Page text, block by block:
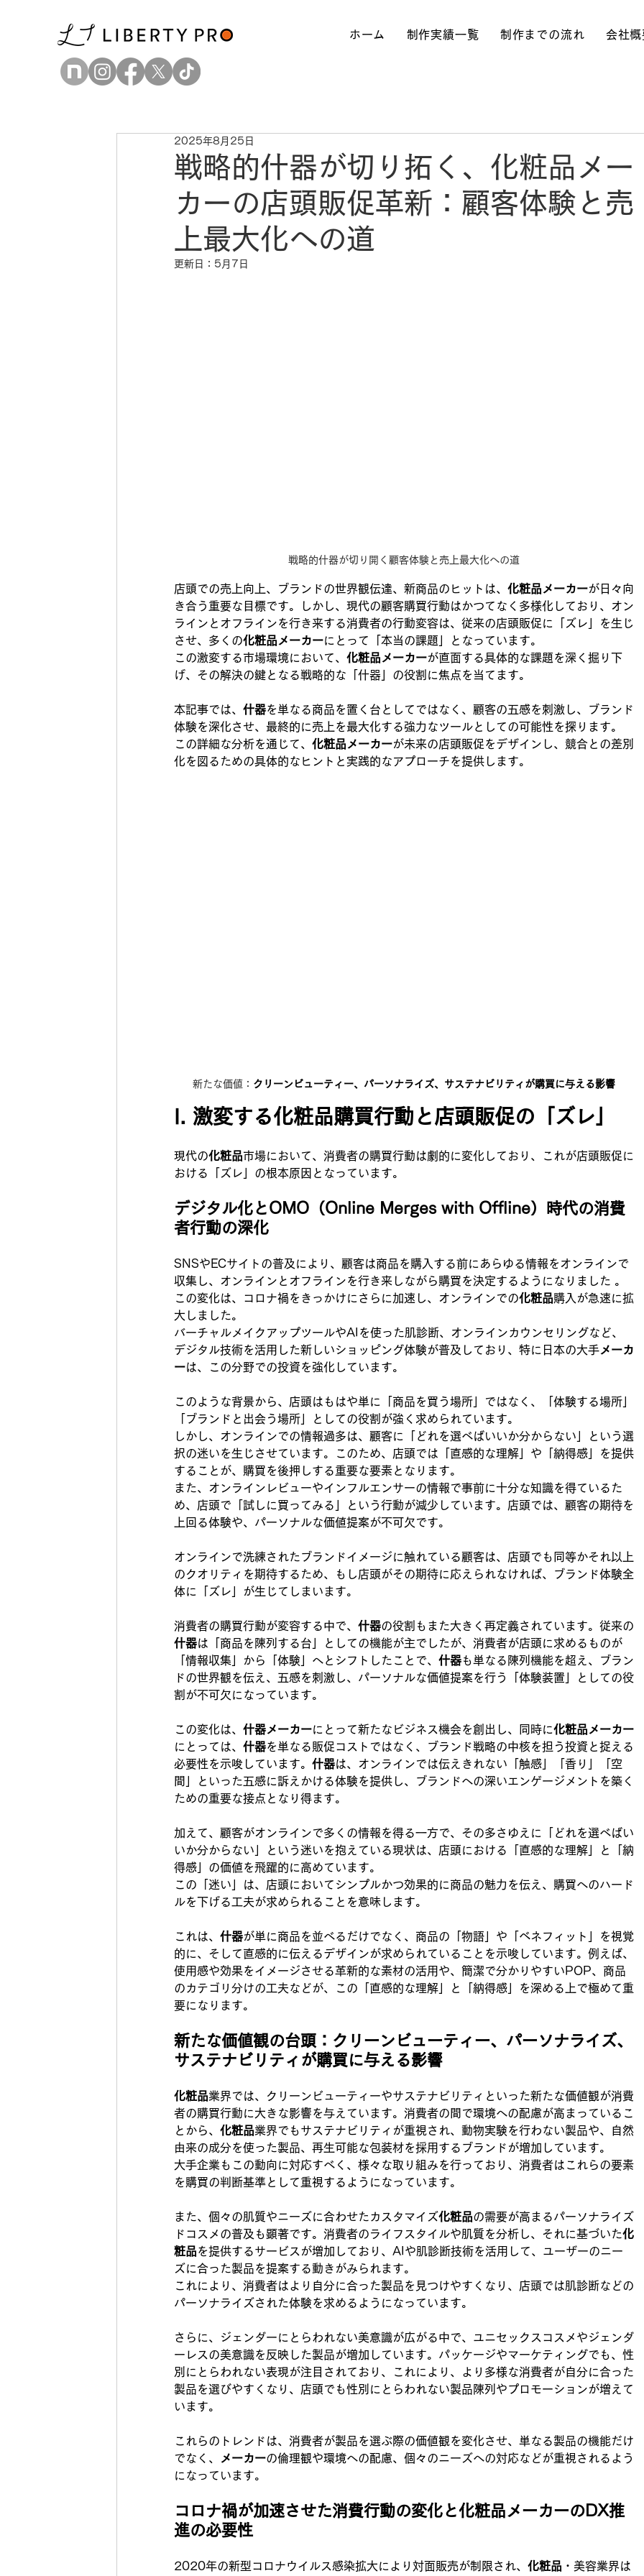
ホーム 制作実績一覧 制作までの流れ 会社概
戦略的什器が切り拓く、化粧品メー
カーの店頭販促革新：顧客体験と売
上最大化への道
2025年8月25日
更新日： 5月7日
戦略的什器が切り開く顧客体験と売上最大化への道
店頭での売上向上、ブランドの世界観伝達、新商品のヒットは、 化粧品メーカーが日々向
き合う重要な目標です。しかし、現代の顧客購買行動はかつてなく多様化しており、オン
ラインとオフラインを行き来する消費者の行動変容は、従来の店頭販促に「ズレ」を生じ
させ、多くの化粧品メーカーにとって「本当の課題」となっています。
この激変する市場環境において、 化粧品メーカーが直面する具体的な課題を深く掘り下
げ、その解決の鍵となる戦略的な「什器」の役割に焦点を当てます。
本記事では、 什器を単なる商品を置く台としてではなく、顧客の五感を刺激し、ブランド
体験を深化させ、最終的に売上を最大化する強力なツールとしての可能性を探ります。
この詳細な分析を通じて、 化粧品メーカーが未来の店頭販促をデザインし、競合との差別
化を図るための具体的なヒントと実践的なアプローチを提供します。
新たな価値： クリーンビューティー、パーソナライズ、サステナビリティが購買に与える影響
I. 激変する化粧品購買行動と店頭販促の「ズレ」
現代の化粧品市場において、消費者の購買行動は劇的に変化しており、これが店頭販促に
おける「ズレ」の根本原因となっています。
デジタル化とOMO（Online Merges with Offline）時代の消費
者行動の深化
SNSやECサイトの普及により、顧客は商品を購入する前にあらゆる情報をオンラインで
収集し、オンラインとオフラインを行き来しながら購買を決定するようになりました 。
この変化は、コロナ禍をきっかけにさらに加速し、オンラインでの化粧品購入が急速に拡
大しました。
バーチャルメイクアップツールやAIを使った肌診断、オンラインカウンセリングなど、
デジタル技術を活用した新しいショッピング体験が普及しており、特に日本の大手 メーカ
ーは、この分野での投資を強化しています。
このような背景から、店頭はもはや単に「商品を買う場所」ではなく、「体験する場所」
「ブランドと出会う場所」としての役割が強く求められています。
しかし、オンラインでの情報過多は、顧客に「どれを選べばいいか分からない」という選
択の迷いを生じさせています。このため、店頭では「直感的な理解」や「納得感」を提供
することが、購買を後押しする重要な要素となります。
また、オンラインレビューやインフルエンサーの情報で事前に十分な知識を得ているた
め、店頭で「試しに買ってみる」という行動が減少しています。店頭では、顧客の期待を
上回る体験や、パーソナルな価値提案が不可欠です。
オンラインで洗練されたブランドイメージに触れている顧客は、店頭でも同等かそれ以上
のクオリティを期待するため、もし店頭がその期待に応えられなければ、ブランド体験全
体に「ズレ」が生じてしまいます。
消費者の購買行動が変容する中で、 什器の役割もまた大きく再定義されています。従来の
什器は「商品を陳列する台」としての機能が主でしたが、消費者が店頭に求めるものが
「情報収集」から「体験」へとシフトしたことで、 什器も単なる陳列機能を超え、ブラン
ドの世界観を伝え、五感を刺激し、パーソナルな価値提案を行う「体験装置」としての役
割が不可欠になっています。
この変化は、 什器メーカーにとって新たなビジネス機会を創出し、同時に化粧品メーカー
にとっては、 什器を単なる販促コストではなく、ブランド戦略の中核を担う投資と捉える
必要性を示唆しています。 什器は、オンラインでは伝えきれない「触感」「香り」「空
間」といった五感に訴えかける体験を提供し、ブランドへの深いエンゲージメントを築く
ための重要な接点となり得ます。
加えて、顧客がオンラインで多くの情報を得る一方で、その多さゆえに「どれを選べばい
いか分からない」という迷いを抱えている現状は、店頭における「直感的な理解」と「納
得感」の価値を飛躍的に高めています。
この「迷い」は、店頭においてシンプルかつ効果的に商品の魅力を伝え、購買へのハード
ルを下げる工夫が求められることを意味します。
これは、 什器が単に商品を並べるだけでなく、商品の「物語」や「ベネフィット」を視覚
的に、そして直感的に伝えるデザインが求められていることを示唆しています。例えば、
使用感や効果をイメージさせる革新的な素材の活用や、簡潔で分かりやすいPOP、商品
のカテゴリ分けの工夫などが、この「直感的な理解」と「納得感」を深める上で極めて重
要になります。
新たな価値観の台頭：クリーンビューティー、パーソナライズ、
サステナビリティが購買に与える影響
化粧品業界では、クリーンビューティーやサステナビリティといった新たな価値観が消費
者の購買行動に大きな影響を与えています。消費者の間で環境への配慮が高まっているこ
とから、 化粧品業界でもサステナビリティが重視され、動物実験を行わない製品や、自然
由来の成分を使った製品、再生可能な包装材を採用するブランドが増加しています。
大手企業もこの動向に対応すべく、様々な取り組みを行っており、消費者はこれらの要素
を購買の判断基準として重視するようになっています。
また、個々の肌質やニーズに合わせたカスタマイズ化粧品の需要が高まるパーソナライズ
ドコスメの普及も顕著です。消費者のライフスタイルや肌質を分析し、それに基づいた化
粧品を提供するサービスが増加しており、AIや肌診断技術を活用して、ユーザーのニー
ズに合った製品を提案する動きがみられます。
これにより、消費者はより自分に合った製品を見つけやすくなり、店頭では肌診断などの
パーソナライズされた体験を求めるようになっています。
さらに、ジェンダーにとらわれない美意識が広がる中で、ユニセックスコスメやジェンダ
ーレスの美意識を反映した製品が増加しています。パッケージやマーケティングでも、性
別にとらわれない表現が注目されており、これにより、より多様な消費者が自分に合った
製品を選びやすくなり、店頭でも性別にとらわれない製品陳列やプロモーションが増えて
います。
これらのトレンドは、消費者が製品を選ぶ際の価値観を変化させ、単なる製品の機能だけ
でなく、
メーカーの倫理観や環境への配慮、個々のニーズへの対応などが重視されるよう
になっています。
コロナ禍が加速させた消費行動の変化と化粧品メーカーのDX推
進の必要性
2020年の新型コロナウイルス感染拡大により対面販売が制限され、 化粧品 ・美容業界は